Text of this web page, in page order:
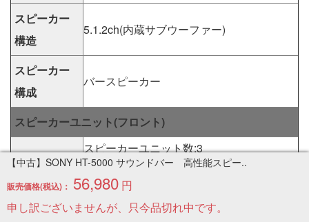
スピーカー
構造
5.1.2ch(内蔵サブウーファー)
スピーカー
構成
バースピーカー
スピーカーユニット(フロント)
スピーカーユニット数:3
エンクロージャータイプ:アコースティック
サスペンション型
【中古】SONY HT-5000 サウンドバー 高性能スピー..
販売価格(税込)： 56,980 円
申し訳ございませんが、只今品切れ中です。